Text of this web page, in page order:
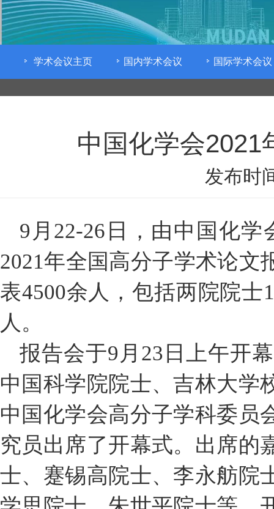
学术会议主页 国内学术会议 国际学术会议
中国化学会2021
发布时
9月22-26日，由中国化
2021年全国高分子学术论
表4500余人，包括两院院
人。
报告会于9月23日上午开
中国科学院院士、吉林大学
中国化学会高分子学科委员
究员出席了开幕式。出席的
士、蹇锡高院士、李永舫院